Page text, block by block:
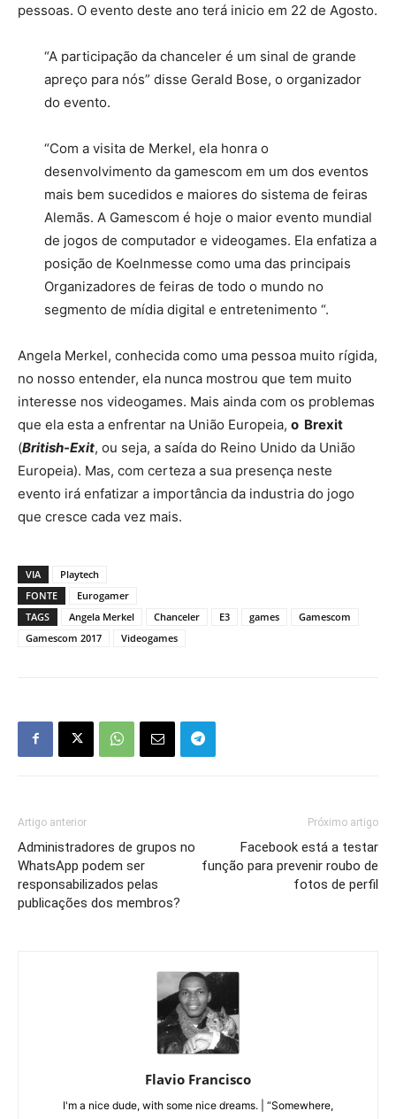
pessoas. O evento deste ano terá inicio em 22 de Agosto.
“A participação da chanceler é um sinal de grande
apreço para nós” disse Gerald Bose, o organizador
do evento.
“Com a visita de Merkel, ela honra o
desenvolvimento da gamescom em um dos eventos
mais bem sucedidos e maiores do sistema de feiras
Alemãs. A Gamescom é hoje o maior evento mundial
de jogos de computador e videogames. Ela enfatiza a
posição de Koelnmesse como uma das principais
Organizadores de feiras de todo o mundo no
segmento de mídia digital e entretenimento “.
Angela Merkel, conhecida como uma pessoa muito rígida,
no nosso entender, ela nunca mostrou que tem muito
interesse nos videogames. Mais ainda com os problemas
que ela esta a enfrentar na União Europeia, o Brexit
(British-Exit, ou seja, a saída do Reino Unido da União
Europeia). Mas, com certeza a sua presença neste
evento irá enfatizar a importância da industria do jogo
que cresce cada vez mais.
VIA
Playtech
FONTE
Eurogamer
TAGS
Angela Merkel Chanceler E3 games
Gamescom
Gamescom 2017
Videogames
Artigo anterior
Administradores de grupos no
WhatsApp podem ser
responsabilizados pelas
publicações dos membros?
Próximo artigo
Facebook está a testar
função para prevenir roubo de
fotos de perfil
Flavio Francisco
I'm a nice dude, with some nice dreams. | “Somewhere,